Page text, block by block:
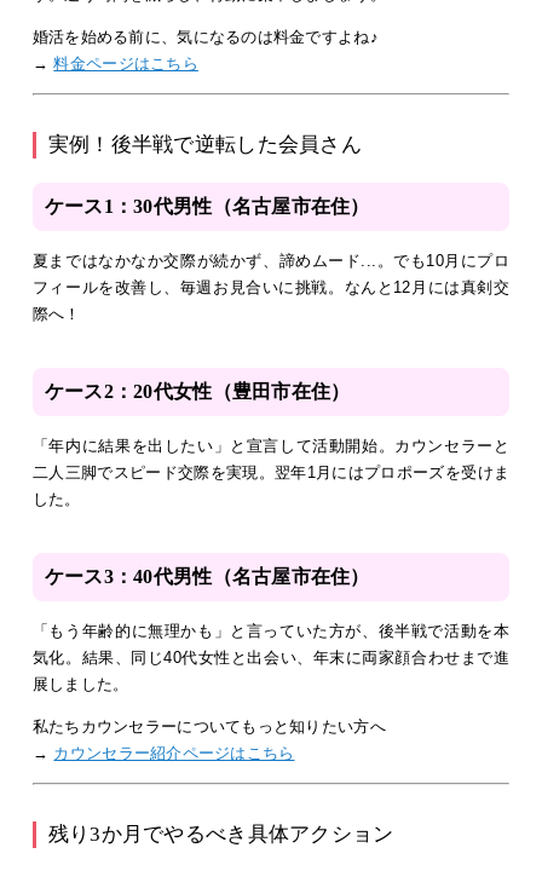
婚活を始める前に、気になるのは料金ですよね♪
→料金ページはこちら
実例！後半戦で逆転した会員さん
ケース1：30代男性（名古屋市在住）
夏まではなかなか交際が続かず、諦めムード...。でも10月にプロ
フィールを改善し、毎週お見合いに挑戦。なんと12月には真剣交
際へ！
ケース2：20代女性（豊田市在住）
「年内に結果を出したい」と宣言して活動開始。カウンセラーと
二人三脚でスピード交際を実現。翌年1月にはプロポーズを受けま
した。
ケース3：40代男性（名古屋市在住）
「もう年齢的に無理かも」と言っていた方が、後半戦で活動を本
気化。結果、同じ40代女性と出会い、年末に両家顔合わせまで進
展しました。
私たちカウンセラーについてもっと知りたい方へ
→ カウンセラー紹介ページはこちら
残り3か月でやるべき具体アクション